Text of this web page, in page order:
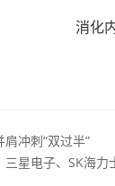
消化
肩冲刺“双过半”
三星电子、SK海